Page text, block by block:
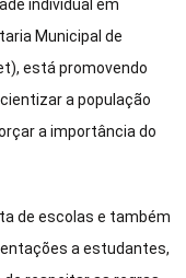
individual em
Municipal de
está promovendo
a população
a importância do
de escolas e também
a estudantes,